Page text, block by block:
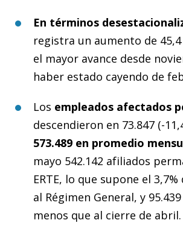
En términos
registra un aumento de
el mayor avance desde
haber estado cayendo de
Los empleados afectados
descendieron en 73.847 (-
573.489 en promedio
mayo 542.142 afiliados
ERTE, lo que supone el
al Régimen General, y
menos que al cierre de abril.